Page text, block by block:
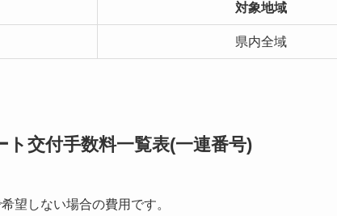
対象地域
県内全域
ト交付手数料一覧表(一連番号)
望しない場合の費用です。